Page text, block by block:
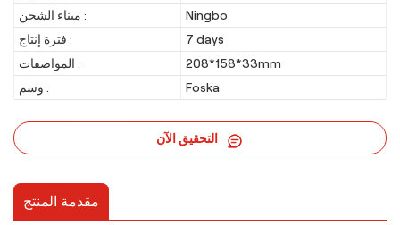
ميناء الشحن :
Ningbo
فترة إنتاج :
7 days
المواصفات :
208*158*33mm
وسم :
Foska
مقدمة المنتج